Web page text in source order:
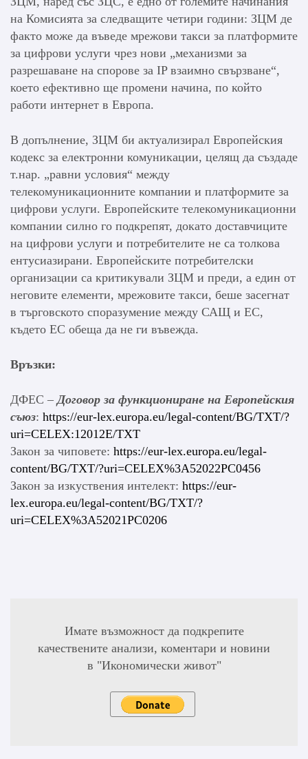
на Комисията за следващите четири години: ЗЦМ де
факто може да въведе мрежови такси за платформите
за цифрови услуги чрез нови „механизми за
разрешаване на спорове за IP взаимно свързване“,
което ефективно ще промени начина, по който
работи интернет в Европа.
В допълнение, ЗЦМ би актуализирал Европейския
кодекс за електронни комуникации, целящ да създаде
т.нар. „равни условия“ между
телекомуникационните компании и платформите за
цифрови услуги. Европейските телекомуникационни
компании силно го подкрепят, докато доставчиците
на цифрови услуги и потребителите не са толкова
ентусиазирани. Европейските потребителски
организации са критикували ЗЦМ и преди, а един от
неговите елементи, мрежовите такси, беше засегнат
в търговското споразумение между САЩ и ЕС,
където ЕС обеща да не ги въвежда.
Връзки:
ДФЕС –Договор за функциониране на Европейския
съюз: https://eur-lex.europa.eu/legal-content/BG/TXT/?
uri=CELEX:12012E/TXT
Закон за чиповете: https://eur-lex.europa.eu/legal-
content/BG/TXT/?uri=CELEX%3A52022PC0456
Закон за изкуствения интелект: https://eur-
lex.europa.eu/legal-content/BG/TXT/?
uri=CELEX%3A52021PC0206
Имате възможност да подкрепите
качествените анализи, коментари и новини
в "Икономически живот"